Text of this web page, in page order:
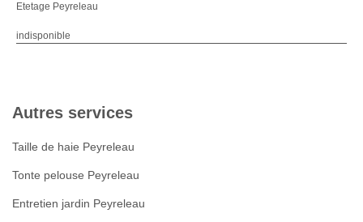
Etetage Peyreleau
indisponible
Autres services
Taille de haie Peyreleau
Tonte pelouse Peyreleau
Entretien jardin Peyreleau